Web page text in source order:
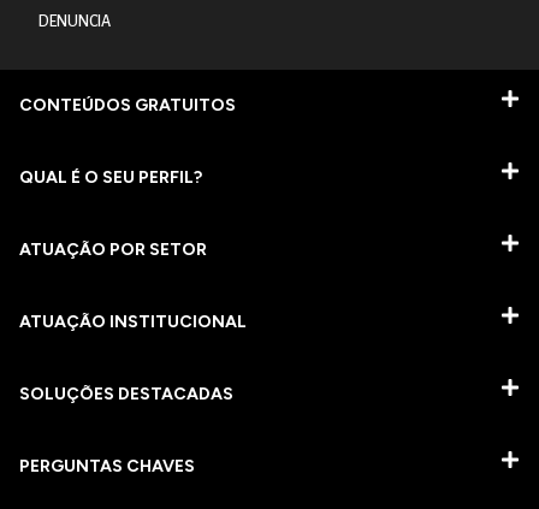
DENUNCIA
CONTEÚDOS GRATUITOS
QUAL É O SEU PERFIL?
ATUAÇÃO POR SETOR
ATUAÇÃO INSTITUCIONAL
SOLUÇÕES DESTACADAS
PERGUNTAS CHAVES​